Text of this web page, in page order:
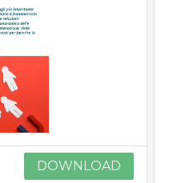
DOWNLOAD